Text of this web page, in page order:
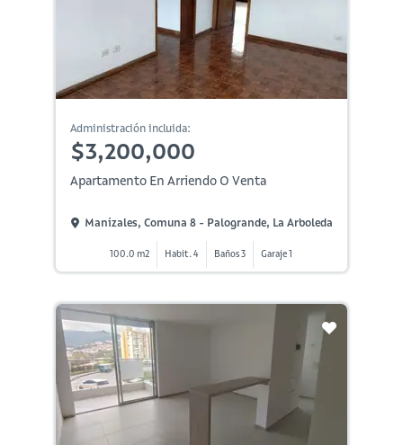
Administración incluida:
$3,200,000
Apartamento En Arriendo O Venta
Manizales, Comuna 8 - Palogrande, La Arboleda
100.0 m2 Habit. 4 Baños 3 Garaje 1